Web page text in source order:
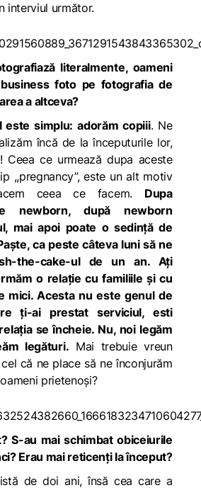
interviul următor.
literalmente, oameni
foto pe fotografia de
a altceva?
este simplu: adorăm copiii. Ne
încă de la începuturile lor,
Ceea ce urmează dupa aceste
,,pregnancy”, este un alt motiv
ceea ce facem. Dupa
newborn, după newborn
mai apoi poate o sedință de
ca peste câteva luni să ne
the-cake-ul de un an. Ați
o relație cu familiile și cu
mici. Acesta nu este genul de
ți-ai prestat serviciul, esti
se încheie. Nu, noi legăm
legături. Mai trebuie vreun
că ne place să ne înconjurăm
prietenoși?
S-au mai schimbat obiceiurile
Erau mai reticenți la început?
de doi ani, însă cea care a